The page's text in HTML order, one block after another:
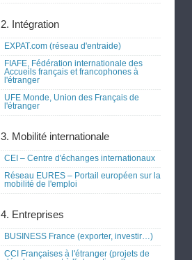
2. Intégration
EXPAT.com (réseau d'entraide)
FIAFE, Fédération internationale des
Accueils français et francophones à
l'étranger
UFE Monde, Union des Français de
l'étranger
3. Mobilité internationale
CEI – Centre d'échanges internationaux
Réseau EURES – Portail européen sur la
mobilité de l'emploi
4. Entreprises
BUSINESS France (exporter, investir…)
CCI Françaises à l'étranger (projets de